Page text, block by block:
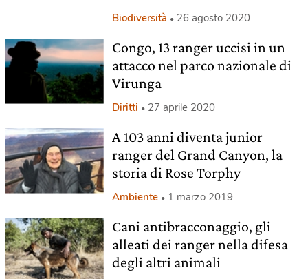
Biodiversità 26 agosto 2020
Congo, 13 ranger uccisi in un
attacco nel parco nazionale di
Virunga
Diritti 27 aprile 2020
A 103 anni diventa junior
ranger del Grand Canyon, la
storia di Rose Torphy
Ambiente 1 marzo 2019
Cani antibracconaggio, gli
alleati dei ranger nella difesa
degli altri animali